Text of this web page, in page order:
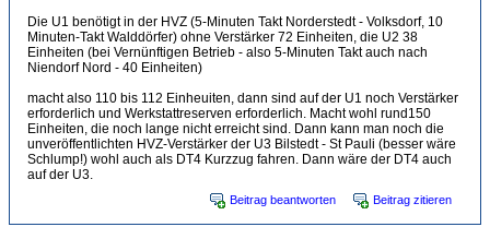
Die U1 benötigt in der HVZ (5-Minuten Takt Norderstedt - Volksdorf, 10
Minuten-Takt Walddörfer) ohne Verstärker 72 Einheiten, die U2 38
Einheiten (bei Vernünftigen Betrieb - also 5-Minuten Takt auch nach
Niendorf Nord - 40 Einheiten)
macht also 110 bis 112 Einheuiten, dann sind auf der U1 noch Verstärker
erforderlich und Werkstattreserven erforderlich. Macht wohl rund150
Einheiten, die noch lange nicht erreicht sind. Dann kann man noch die
unveröffentlichten HVZ-Verstärker der U3 Bilstedt - St Pauli (besser wäre
Schlump!) wohl auch als DT4 Kurzzug fahren. Dann wäre der DT4 auch
auf der U3.
Beitrag beantworten Beitrag zitieren